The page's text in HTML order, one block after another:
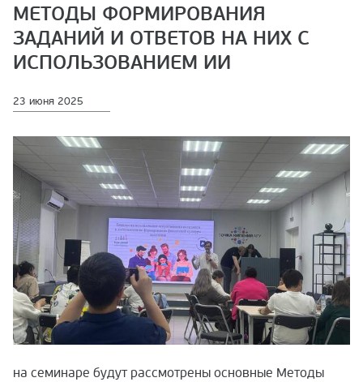
МЕТОДЫ ФОРМИРОВАНИЯ
ЗАДАНИЙ И ОТВЕТОВ НА НИХ С
ИСПОЛЬЗОВАНИЕМ ИИ
23 июня 2025
на семинаре будут рассмотрены основные Методы